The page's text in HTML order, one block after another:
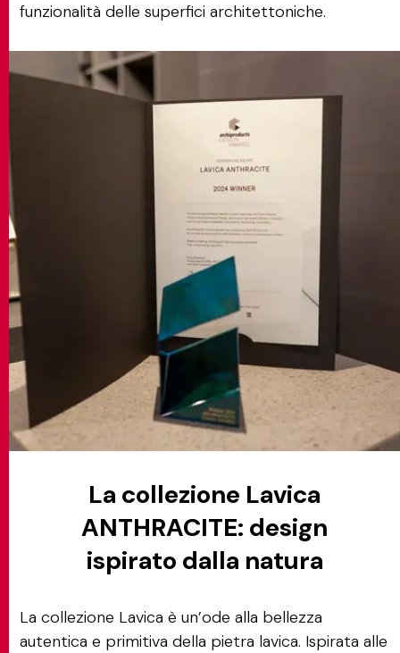
funzionalità delle superfici architettoniche.
La collezione Lavica
ANTHRACITE: design
ispirato dalla natura
La collezione Lavica è un’ode alla bellezza
autentica e primitiva della pietra lavica. Ispirata alle